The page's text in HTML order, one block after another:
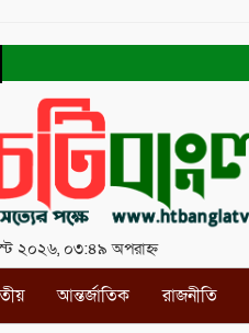
২০২৬, ০৩:৪৯ অপরাহ্ন
আন্তর্জাতিক রাজনীতি